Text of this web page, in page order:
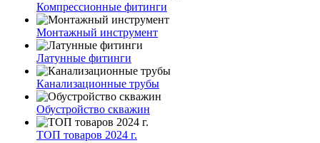
Компрессионные фитинги
Монтажный инструмент
Латунные фитинги
Канализационные трубы
Обустройство скважин
ТОП товаров 2024 г.